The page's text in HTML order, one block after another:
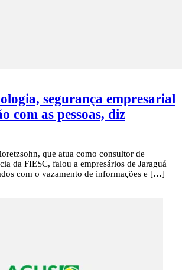
segurança empresarial
com as pessoas, diz
que atua como consultor de
da FIESC, falou a empresários de Jaraguá
com o vazamento de informações e […]